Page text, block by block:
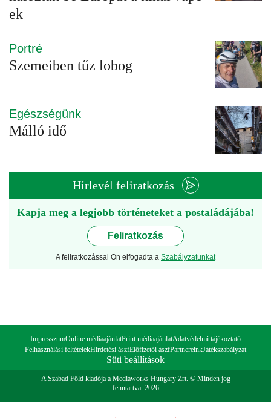
ek
Portré
Szemeiben tűz lobog
Egészségünk
Málló idő
Hírlevél feliratkozás
Kapja meg a legjobb történeteket a postaládájába!
Feliratkozás
A feliratkozással Ön elfogadta a Szabályzatunkat
ImpresszumOnline médiaajánlatPrint médiaajánlatAdatvédelmi tájékoztató
Felhasználási feltételekHirdetési ászfElőfizetői ászfPartnereinkJátékszabályzat
Süti beállítások
A Szabad Föld kiadója a Mediaworks Hungary Zrt. © Minden jog
fenntartva. 2026